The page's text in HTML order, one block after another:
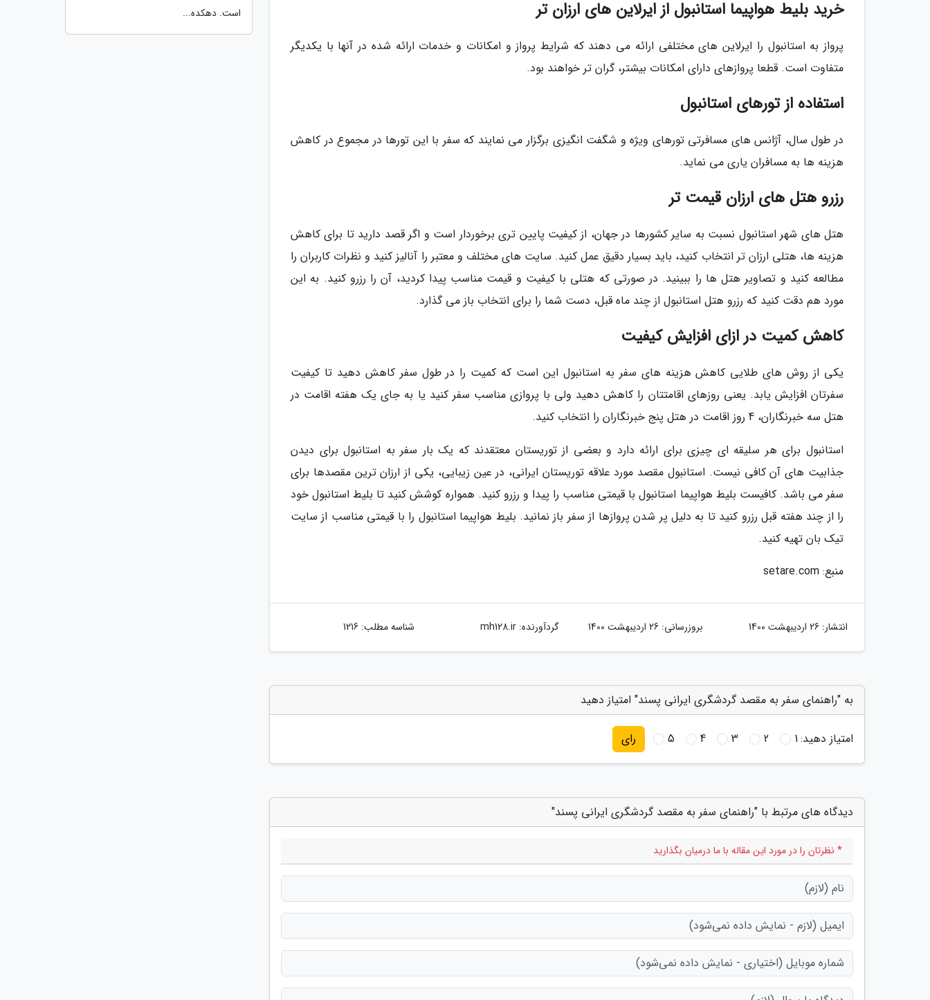
خرید بلیط هواپیما استانبول از ایرلاین های ارزان تر
پرواز به استانبول را ایرلاین های مختلفی ارائه می دهند که شرایط پرواز و امکانات و خدمات ارائه شده در آنها با یکدیگر
متفاوت است. قطعا پروازهای دارای امکانات بیشتر، گران تر خواهند بود.
استفاده از تورهای استانبول
در طول سال، آژانس های مسافرتی تورهای ویژه و شگفت انگیزی برگزار می نمایند که سفر با این تورها در مجموع در کاهش
هزینه ها به مسافران یاری می نماید.
رزرو هتل های ارزان قیمت تر
هتل های شهر استانبول نسبت به سایر کشورها در جهان، از کیفیت پایین تری برخوردار است و اگر قصد دارید تا برای کاهش
هزینه ها، هتلی ارزان تر انتخاب کنید، باید بسیار دقیق عمل کنید. سایت های مختلف و معتبر را آنالیز کنید و نظرات کاربران را
مطالعه کنید و تصاویر هتل ها را ببینید. در صورتی که هتلی با کیفیت و قیمت مناسب پیدا کردید، آن را رزرو کنید. به این
مورد هم دقت کنید که رزرو هتل استانبول از چند ماه قبل، دست شما را برای انتخاب باز می گذارد.
کاهش کمیت در ازای افزایش کیفیت
یکی از روش های طلایی کاهش هزینه های سفر به استانبول این است که کمیت را در طول سفر کاهش دهید تا کیفیت
سفرتان افزایش یابد. یعنی روزهای اقامتتان را کاهش دهید ولی با پروازی مناسب سفر کنید یا به جای یک هفته اقامت در
هتل سه خبرنگاران، 4 روز اقامت در هتل پنج خبرنگاران را انتخاب کنید.
استانبول برای هر سلیقه ای چیزی برای ارائه دارد و بعضی از توریستان معتقدند که یک بار سفر به استانبول برای دیدن
جذابیت های آن کافی نیست. استانبول مقصد مورد علاقه توریستان ایرانی، در عین زیبایی، یکی از ارزان ترین مقصدها برای
سفر می باشد. کافیست بلیط هواپیما استانبول با قیمتی مناسب را پیدا و رزرو کنید. همواره کوشش کنید تا بلیط استانبول خود
را از چند هفته قبل رزرو کنید تا به دلیل پر شدن پروازها از سفر باز نمانید. بلیط هواپیما استانبول را با قیمتی مناسب از سایت
تیک بان تهیه کنید.
منبع: setare.com
انتشار: 26 اردیبهشت 1400 بروزرسانی: 26 اردیبهشت 1400 گردآورنده:mh128.ir شناسه مطلب: 1216
به "راهنمای سفر به مقصد گردشگری ایرانی پسند" امتیاز دهید
امتیاز دهید:1
2
3
4
5 رای
دیدگاه های مرتبط با "راهنمای سفر به مقصد گردشگری ایرانی پسند"
* نظرتان را در مورد این مقاله با ما درمیان بگذارید
است. دهکده...